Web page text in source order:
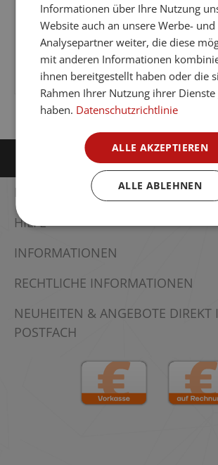
CPL Weißlack 10 - Zarge RK100
Regulärer Preis:
Tel.:+49 35755 5505 0
Öffnungszeiten: Mo - Fr 7:00 -
FACHBERATUNG & ANGEBOTE
HILFE
INFORMATIONEN
RECHTLICHE INFORMATIONEN
NEUHEITEN & ANGEBOTE DIREKT
POSTFACH
Informationen über Ihre Nutzung
Website auch an unsere Werbe- und
Analysepartner weiter, die diese
mit anderen Informationen
ihnen bereitgestellt haben oder die
Rahmen Ihrer Nutzung ihrer
haben. Datenschutzrichtlinie
ALLE AKZEPTIEREN
ALLE ABLEHNEN